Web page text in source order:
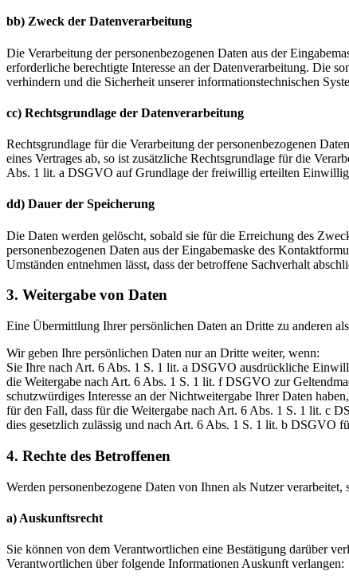
bb) Zweck der Datenverarbeitung
Die Verarbeitung der personenbezogenen Daten aus der
erforderliche berechtigte Interesse an der Datenverarbeitung. Die
verhindern und die Sicherheit unserer informationstechnischen
cc) Rechtsgrundlage der Datenverarbeitung
Rechtsgrundlage für die Verarbeitung der personenbezogenen
eines Vertrages ab, so ist zusätzliche Rechtsgrundlage für die
Abs. 1 lit. a DSGVO auf Grundlage der freiwillig erteilten
dd) Dauer der Speicherung
Die Daten werden gelöscht, sobald sie für die Erreichung des
personenbezogenen Daten aus der Eingabemaske des
Umständen entnehmen lässt, dass der betroffene Sachverhalt
3. Weitergabe von Daten
Eine Übermittlung Ihrer persönlichen Daten an Dritte zu anderen
Wir geben Ihre persönlichen Daten nur an Dritte weiter, wenn:
Sie Ihre nach Art. 6 Abs. 1 S. 1 lit. a DSGVO ausdrückliche
die Weitergabe nach Art. 6 Abs. 1 S. 1 lit. f DSGVO zur
schutzwürdiges Interesse an der Nichtweitergabe Ihrer Daten haben,
für den Fall, dass für die Weitergabe nach Art. 6 Abs. 1 S. 1 lit. c
dies gesetzlich zulässig und nach Art. 6 Abs. 1 S. 1 lit. b DSGVO
4. Rechte des Betroffenen
Werden personenbezogene Daten von Ihnen als Nutzer
a) Auskunftsrecht
Sie können von dem Verantwortlichen eine Bestätigung darüber
Verantwortlichen über folgende Informationen Auskunft verlangen: